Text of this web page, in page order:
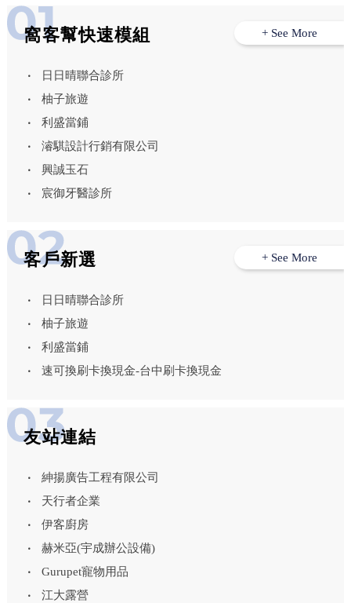
窩客幫快速模組
日日晴聯合診所
柚子旅遊
利盛當鋪
濬騏設計行銷有限公司
興誠玉石
宸御牙醫診所
+ See More
客戶新選
日日晴聯合診所
柚子旅遊
利盛當鋪
速可換刷卡換現金-台中刷卡換現金
+ See More
友站連結
紳揚廣告工程有限公司
天行者企業
伊客廚房
赫米亞(宇成辦公設備)
Gurupet寵物用品
江大露營